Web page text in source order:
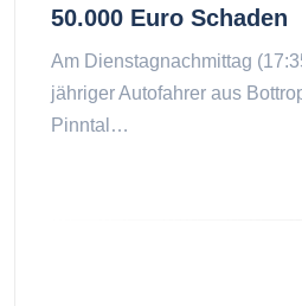
50.000 Euro Schaden
Am Dienstagnachmittag
jähriger Autofahrer aus
Pinntal…